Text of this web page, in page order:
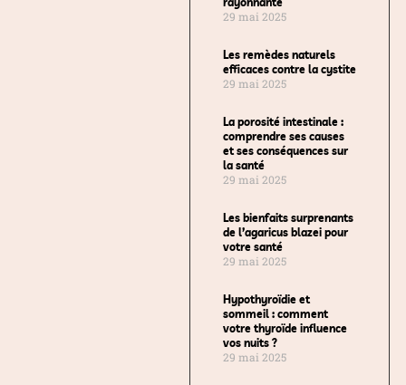
29 mai 2025
Les remèdes naturels
efficaces contre la cystite
29 mai 2025
La porosité intestinale :
comprendre ses causes
et ses conséquences sur
la santé
29 mai 2025
Les bienfaits surprenants
de l’agaricus blazei pour
votre santé
29 mai 2025
Hypothyroïdie et
sommeil : comment
votre thyroïde influence
vos nuits ?
29 mai 2025